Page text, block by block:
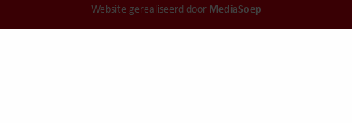
Website gerealiseerd door MediaSoep